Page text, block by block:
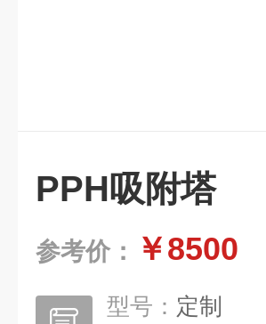
PPH吸附塔
参考价： ￥8500
型号： 定制